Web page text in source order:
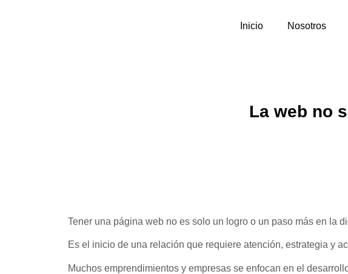
Inicio Nosotros
La web no
Tener una página web no es solo un logro o un paso más en la
Es el inicio de una relación que requiere atención, estrategia y
Muchos emprendimientos y empresas se enfocan en el